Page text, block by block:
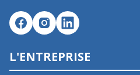
L'ENTREPRISE